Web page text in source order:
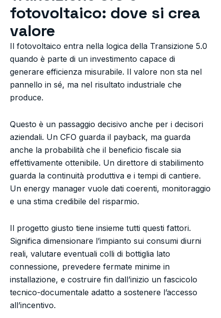
fotovoltaico: dove si crea
valore
Il fotovoltaico entra nella logica della Transizione 5.0
quando è parte di un investimento capace di
generare efficienza misurabile. Il valore non sta nel
pannello in sé, ma nel risultato industriale che
produce.
Questo è un passaggio decisivo anche per i decisori
aziendali. Un CFO guarda il payback, ma guarda
anche la probabilità che il beneficio fiscale sia
effettivamente ottenibile. Un direttore di stabilimento
guarda la continuità produttiva e i tempi di cantiere.
Un energy manager vuole dati coerenti, monitoraggio
e una stima credibile del risparmio.
Il progetto giusto tiene insieme tutti questi fattori.
Significa dimensionare l’impianto sui consumi diurni
reali, valutare eventuali colli di bottiglia lato
connessione, prevedere fermate minime in
installazione, e costruire fin dall’inizio un fascicolo
tecnico-documentale adatto a sostenere l’accesso
all’incentivo.